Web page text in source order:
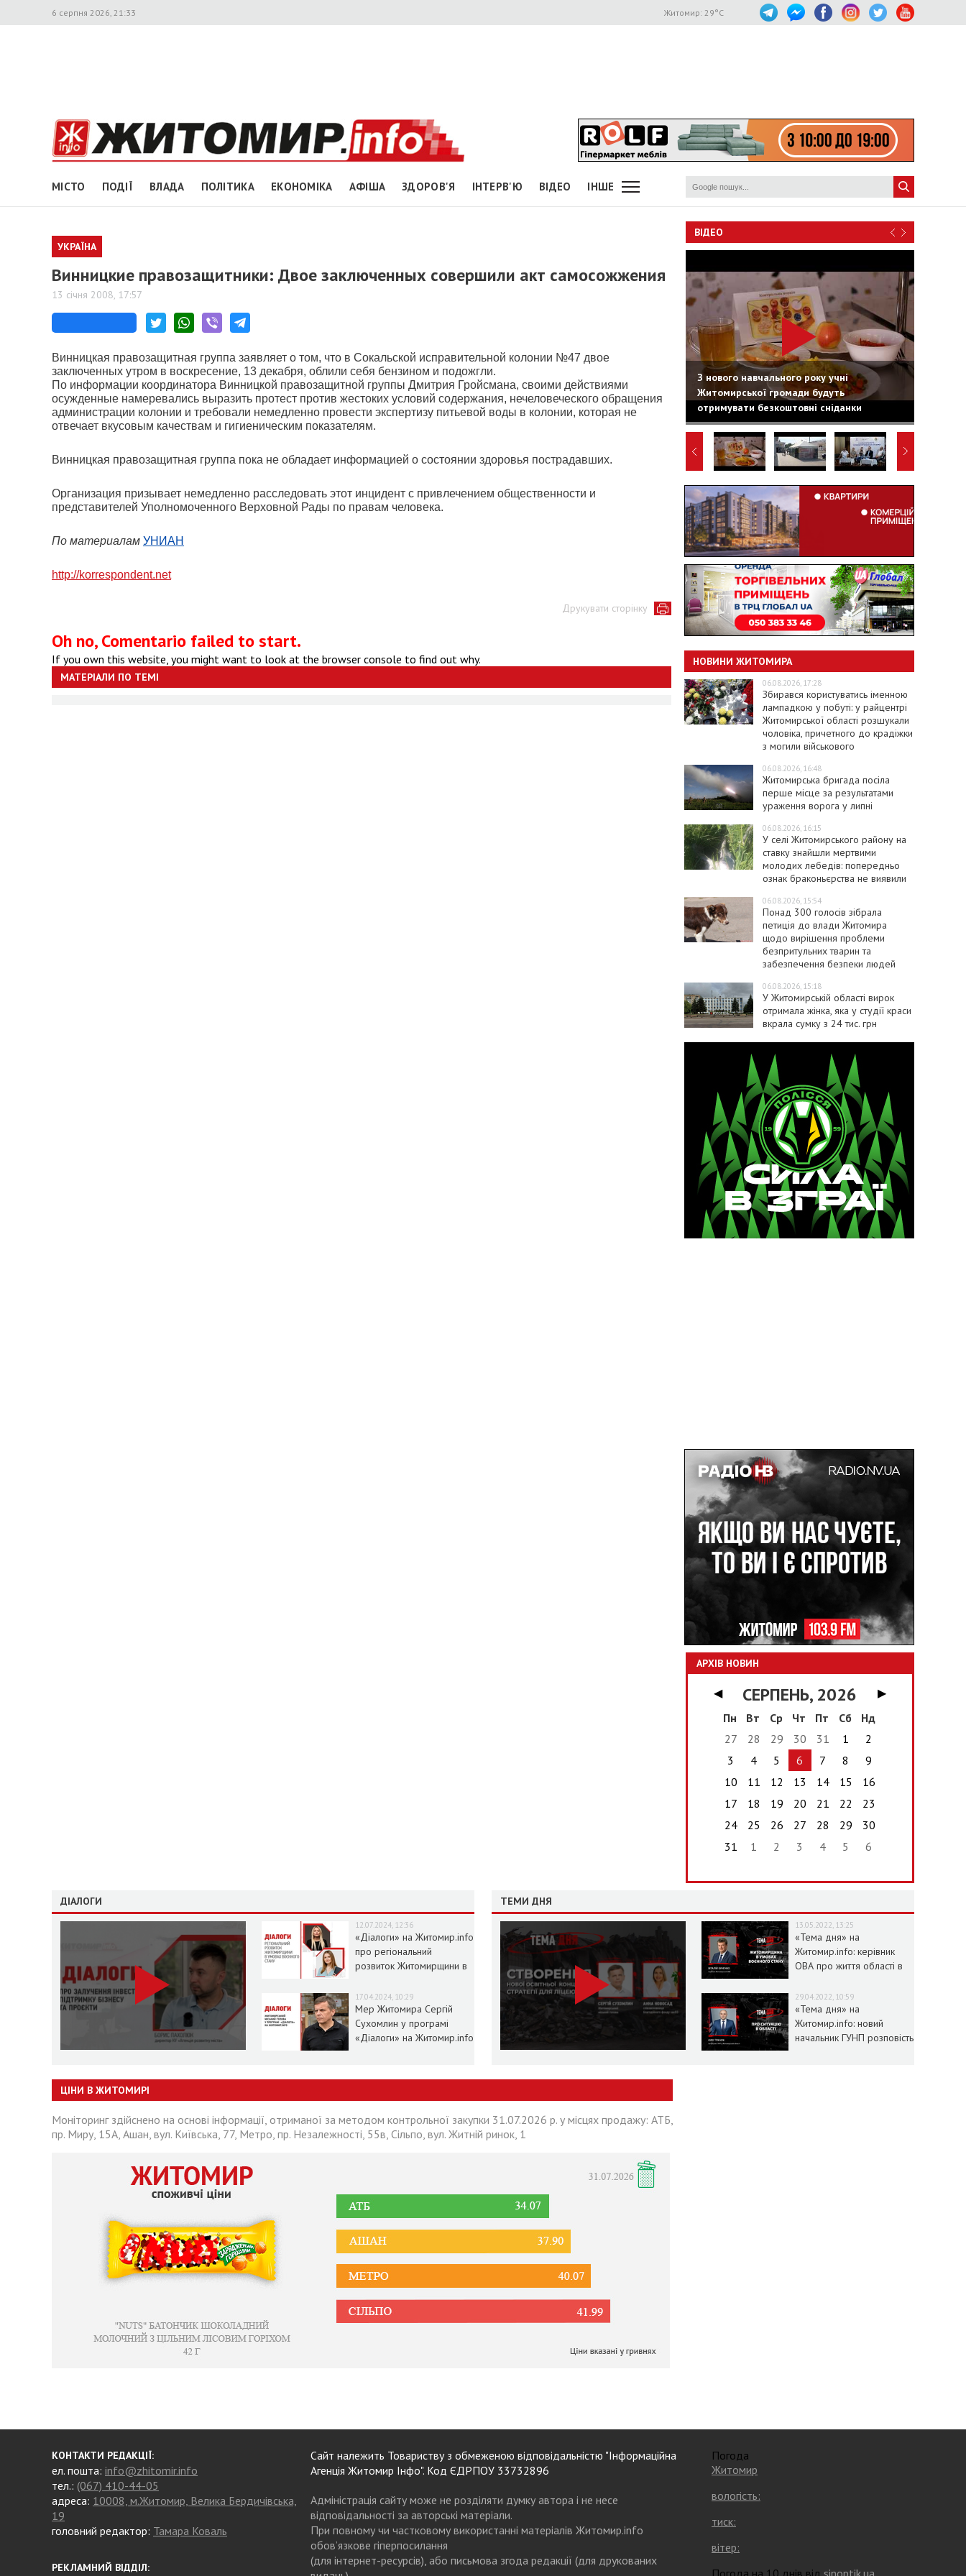
6 серпня 2026, 21:33 Житомир: 29°C
МІСТО ПОДІЇ ВЛАДА ПОЛІТИКА ЕКОНОМІКА АФІША ЗДОРОВ'Я ІНТЕРВ'Ю ВІДЕО ІНШЕ
УКРАЇНА
Винницкие правозащитники: Двое заключенных совершили акт самосожжения
13 січня 2008, 17:57
Винницкая правозащитная группа заявляет о том, что в Сокальской исправительной колонии №47 двое
заключенных утром в воскресение, 13 декабря, облили себя бензином и подожгли.
По информации координатора Винницкой правозащитной группы Дмитрия Гройсмана, своими действиями
осужденные намеревались выразить протест против жестоких условий содержания, нечеловеческого обращения
администрации колонии и требовали немедленно провести экспертизу питьевой воды в колонии, которая не
отвечает вкусовым качествам и гигиеническим показателям.
Винницкая правозащитная группа пока не обладает информацией о состоянии здоровья пострадавших.
Организация призывает немедленно расследовать этот инцидент с привлечением общественности и
представителей Уполномоченного Верховной Рады по правам человека.
По материалам УНИАН
http://korrespondent.net
Друкувати сторінку
Oh no, Comentario failed to start.
If you own this website, you might want to look at the browser console to find out why.
МАТЕРІАЛИ ПО ТЕМІ
ВІДЕО
З нового навчального року учні
Житомирської громади будуть
отримувати безкоштовні сніданки
НОВИНИ ЖИТОМИРА
06.08.2026, 17:28
Збирався користуватись іменною
лампадкою у побуті: у райцентрі
Житомирської області розшукали
чоловіка, причетного до крадіжки
з могили військового
06.08.2026, 16:48
Житомирська бригада посіла
перше місце за результатами
ураження ворога у липні
06.08.2026, 16:15
У селі Житомирського району на
ставку знайшли мертвими
молодих лебедів: попередньо
ознак браконьєрства не виявили
06.08.2026, 15:54
Понад 300 голосів зібрала
петиція до влади Житомира
щодо вирішення проблеми
безпритульних тварин та
забезпечення безпеки людей
06.08.2026, 15:18
У Житомирській області вирок
отримала жінка, яка у студії краси
вкрала сумку з 24 тис. грн
АРХІВ НОВИН
◀ СЕРПЕНЬ, 2026
▶
Пн
Вт Ср Чт Пт Сб
Нд
27
28 29 30 31 1
2
3
4 5 6 7 8
9
10
11 12 13 14 15
16
17
18 19 20 21 22
23
24
25 26 27 28 29
30
31
1 2 3 4 5 6
ДІАЛОГИ
12.07.2024, 12:36
«Діалоги» на Житомир.info
про регіональний
розвиток Житомирщини в
17.04.2024, 10:29
Мер Житомира Сергій
Сухомлин у програмі
«Діалоги» на Житомир.info
ТЕМИ ДНЯ
13.05.2022, 13:25
«Тема дня» на
Житомир.info: керівник
ОВА про життя області в
29.04.2022, 10:59
«Тема дня» на
Житомир.info: новий
начальник ГУНП розповість
ЦІНИ В ЖИТОМИРІ
Моніторинг здійснено на основі інформації, отриманої за методом контрольної закупки 31.07.2026 р. у місцях продажу: АТБ,
пр. Миру, 15А, Ашан, вул. Київська, 77, Метро, пр. Незалежності, 55в, Сільпо, вул. Житній ринок, 1
КОНТАКТИ РЕДАКЦІЇ:
ел. пошта: info@zhitomir.info
тел.: (067) 410-44-05
адреса: 10008, м.Житомир, Велика Бердичівська,
19
головний редактор: Тамара Коваль
РЕКЛАМНИЙ ВІДДІЛ:
Сайт належить Товариству з обмеженою відповідальністю "Інформаційна
Агенція Житомир Інфо". Код ЄДРПОУ 33732896
Адміністрація сайту може не розділяти думку автора і не несе
відповідальності за авторські матеріали.
При повному чи частковому використанні матеріалів Житомир.info
обов’язкове гіперпосилання
(для інтернет-ресурсів), або письмова згода редакції (для друкованих
Погода
Житомир
вологість:
тиск:
вітер:
Погода на 10 днів від sinoptik.ua